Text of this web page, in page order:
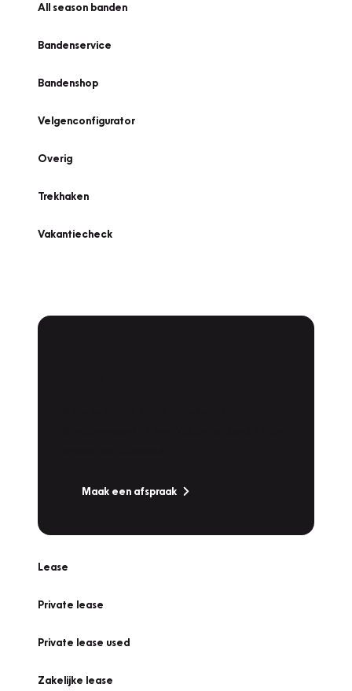
All season banden
Bandenservice
Bandenshop
Velgenconfigurator
Overig
Trekhaken
Vakantiecheck
Maak een afspraak
Lease
Private lease
Private lease used
Zakelijke lease